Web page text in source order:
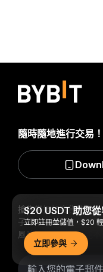
搶先掌握加密貨幣世
子報。全部形式的投
風險。此類活動可能不
隨時隨地進行交易！
$20 USDT 助您
立即註冊並儲值，$20
立即參與